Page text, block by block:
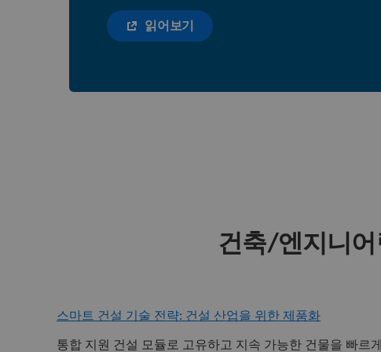
읽어보기
건축/엔지니
스마트 건설 기술 전략: 건설 산업을 위한 제품화
통합 지원 건설 모듈로 고유하고 지속 가능한 건물을 빠르